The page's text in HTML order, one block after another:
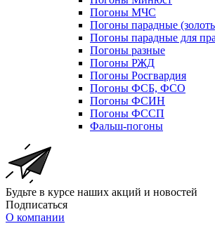
Погоны МЧС
Погоны парадные
Погоны парадные для
Погоны разные
Погоны РЖД
Погоны Росгвардия
Погоны ФСБ, ФСО
Погоны ФСИН
Погоны ФССП
Фальш-погоны
Будьте в курсе наших акций и новостей
Подписаться
О компании